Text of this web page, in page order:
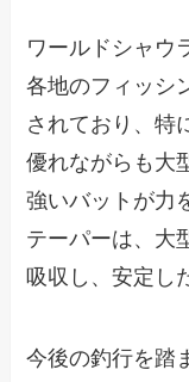
ワールドシャウ
各地のフィッシ
されており、特
優れながらも大
強いバットが力
テーパーは、大
吸収し、安定し
今後の釣行を踏